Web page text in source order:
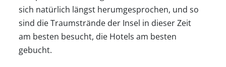
sich natürlich längst herumgesprochen, und so
sind die Traumstrände der Insel in dieser Zeit
am besten besucht, die Hotels am besten
gebucht.